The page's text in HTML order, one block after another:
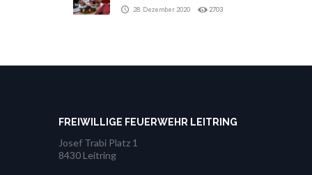
28. Dezember 2020 2703
FREIWILLIGE FEUERWEHR LEITRING
Josef Trabi Platz 1
8430 Leitring